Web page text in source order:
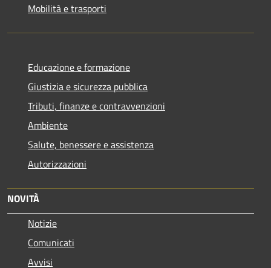
Mobilità e trasporti
Educazione e formazione
Giustizia e sicurezza pubblica
Tributi, finanze e contravvenzioni
Ambiente
Salute, benessere e assistenza
Autorizzazioni
NOVITÀ
Notizie
Comunicati
Avvisi